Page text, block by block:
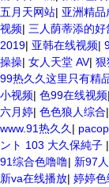
五月天网站| 亚洲精
视频| 三人荫蒂添的好
2019| 亚韩在线视频|
操操| 女人天堂 AV| 狠
99热久久这里只有精
小视频| 色99在线视频|
六月婷| 色色狼人综合|
www.91热久久 |
ント 103 大久保純子 |
91综合色噜噜| 新97
新va在线播放| 婷婷色